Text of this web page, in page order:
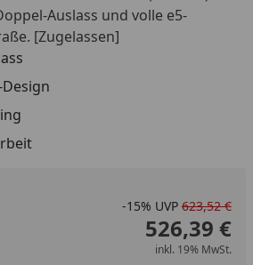
Auslass und volle e5-
[Zugelassen]
-15% UVP 623,52 €
526,39 €
inkl. 19% MwSt.